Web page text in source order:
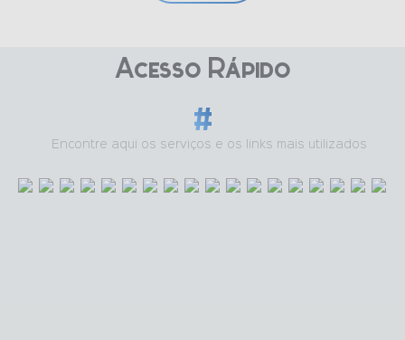
Acesso Ràpido
Encontre aqui os serviços e os links mais utilizados